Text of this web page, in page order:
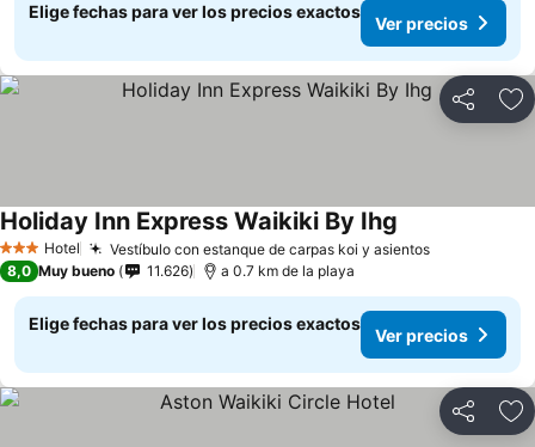
Elige fechas para ver los precios exactos
Ver precios
Compartir
3 Estrellas
Hotel Vestíbulo con estanque de carpas koi y asientos
Holiday Inn Express Waikiki By Ihg
8,0 Muy bueno 11.626 a 0.7 km de la playa
Elige fechas para ver los precios exactos
Ver precios
Compartir